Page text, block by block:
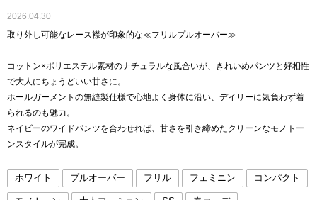
2026.04.30
取り外し可能なレース襟が印象的な≪フリルプルオーバー≫
コットン×ポリエステル素材のナチュラルな風合いが、きれいめパンツと好相性
で大人にちょうどいい甘さに。
ホールガーメントの無縫製仕様で心地よく身体に沿い、デイリーに気負わず着
られるのも魅力。
ネイビーのワイドパンツを合わせれば、甘さを引き締めたクリーンなモノトー
ンスタイルが完成。
ホワイト プルオーバー フリル フェミニン コンパクト